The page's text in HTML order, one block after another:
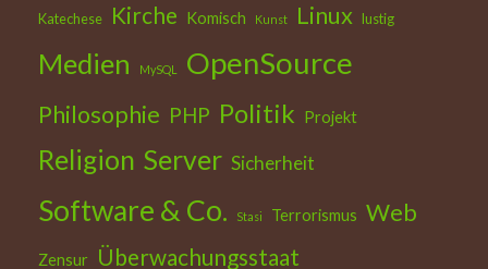
Katechese Kirche Komisch Kunst Linux lustig
Medien MySQL OpenSource
Philosophie PHP Politik Projekt
Religion Server Sicherheit
Software & Co. Stasi Terrorismus Web
Zensur Überwachungsstaat